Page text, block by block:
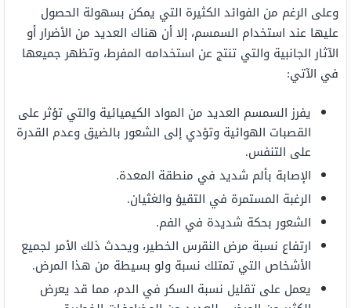
وعلى الرغم من الفوائد الكثيرة التي يمكن بسهولة الحصول
عليها عند استخدام السمسم، إلا أن هناك العديد من الأضرار أو
الآثار الجانبية والتي تنتج عن استخدامه المفرط، وتظهر جميعها
في الآتي:
يفرز السمسم العديد من المواد الكيميائية والتي تؤثر على
القصبات الهوائية وتؤدي إلى الشعور بالضيق وعدم القدرة
على التنفس.
الإصابة بألم شديد في منطقة المعدة.
الرغبة المستمرة في التقيؤ والغثيان.
الشعور بحكة شديدة في الفم.
ارتفاع نسبة مرض النقرس الخطير، ويحدث ذلك الأمر لجميع
الأشخاص التي تمتلك نسبة ولو بسيطة من هذا المرض.
يعمل على تقليل نسبة السكر في الدم، مما قد يعرض